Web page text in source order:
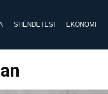
SHËNDETËSI EKONOMI